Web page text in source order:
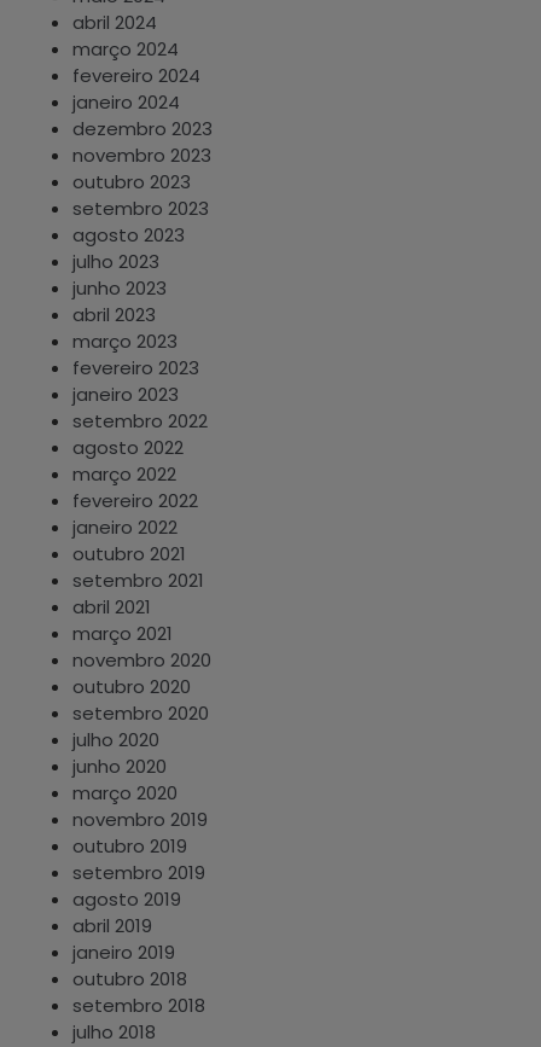
abril 2024
março 2024
fevereiro 2024
janeiro 2024
dezembro 2023
novembro 2023
outubro 2023
setembro 2023
agosto 2023
julho 2023
junho 2023
abril 2023
março 2023
fevereiro 2023
janeiro 2023
setembro 2022
agosto 2022
março 2022
fevereiro 2022
janeiro 2022
outubro 2021
setembro 2021
abril 2021
março 2021
novembro 2020
outubro 2020
setembro 2020
julho 2020
junho 2020
março 2020
novembro 2019
outubro 2019
setembro 2019
agosto 2019
abril 2019
janeiro 2019
outubro 2018
setembro 2018
julho 2018